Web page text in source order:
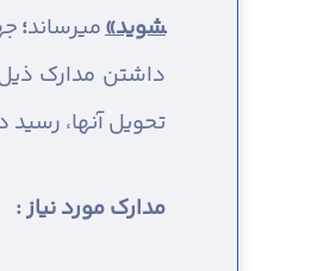
شوید»می­رساند؛
داشتن مدارک
تحویل آنها، رسید
مدارک مورد نیاز :